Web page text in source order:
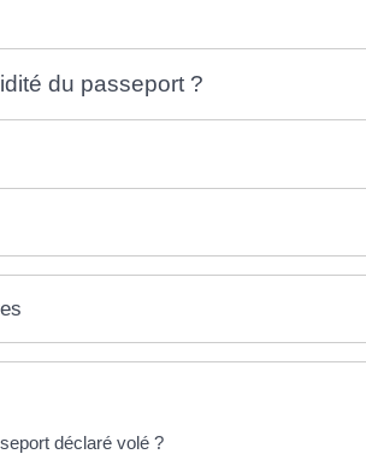
du passeport ?
déclaré volé ?